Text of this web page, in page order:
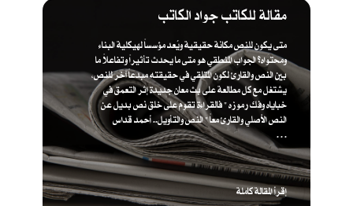
مقالة للكاتب جواد الكاتب
متى يكون للنص مكانة حقيقية ويُعد مؤسساً لهيكلية البناء
ومحتواه؟ الجواب المنطقي هو متى ما يحدث تأثيراً وتفاعلاً ما
بين النص والقارئ لكون المتلقي في حقيقته مبدعاً آخر للنص،
يشتغل مع كل مطالعة على بث معان جديدة إثر التعمق في
خباياه وفك رموزه " فالقراءة تقوم على خلق نص بديل عن
النص الأصلي والقارئ معاً " ​النص والتأويل.. أحمد قداس
. . .
إقرأ المقالة كاملة